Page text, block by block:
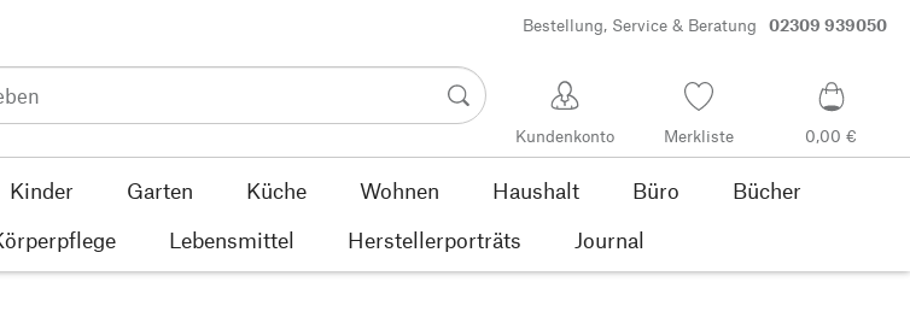
Bestellung, Service & Beratung 02309 939050
Kundenkonto Merkliste 0,00 €
Kinder Garten Küche Wohnen Haushalt Büro
Bücher
Lebensmittel Herstellerporträts Journal